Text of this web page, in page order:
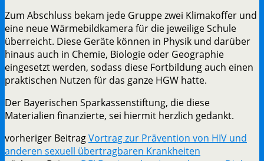
Zum Abschluss bekam jede Gruppe zwei Klimakoffer und
eine neue Wärmebildkamera für die jeweilige Schule
überreicht. Diese Geräte können in Physik und darüber
hinaus auch in Chemie, Biologie oder Geographie
eingesetzt werden, sodass diese Fortbildung auch einen
praktischen Nutzen für das ganze HGW hatte.
Der Bayerischen Sparkassenstiftung, die diese
Materialien finanzierte, sei hiermit herzlich gedankt.
vorheriger BeitragVortrag zur Prävention von HIV und
anderen sexuell übertragbaren Krankheiten